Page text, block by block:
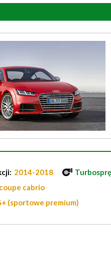
2014-2018
coupe cabrio
(sportowe premium)